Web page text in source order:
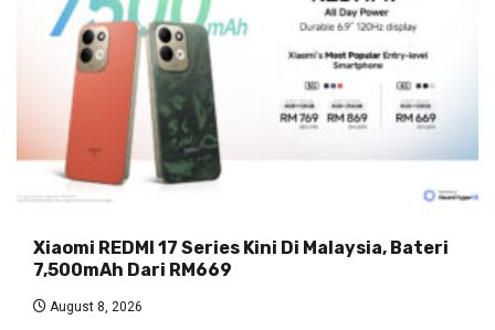
Xiaomi REDMI 17 Series Kini Di Malaysia, Bateri
7,500mAh Dari RM669
August 8, 2026